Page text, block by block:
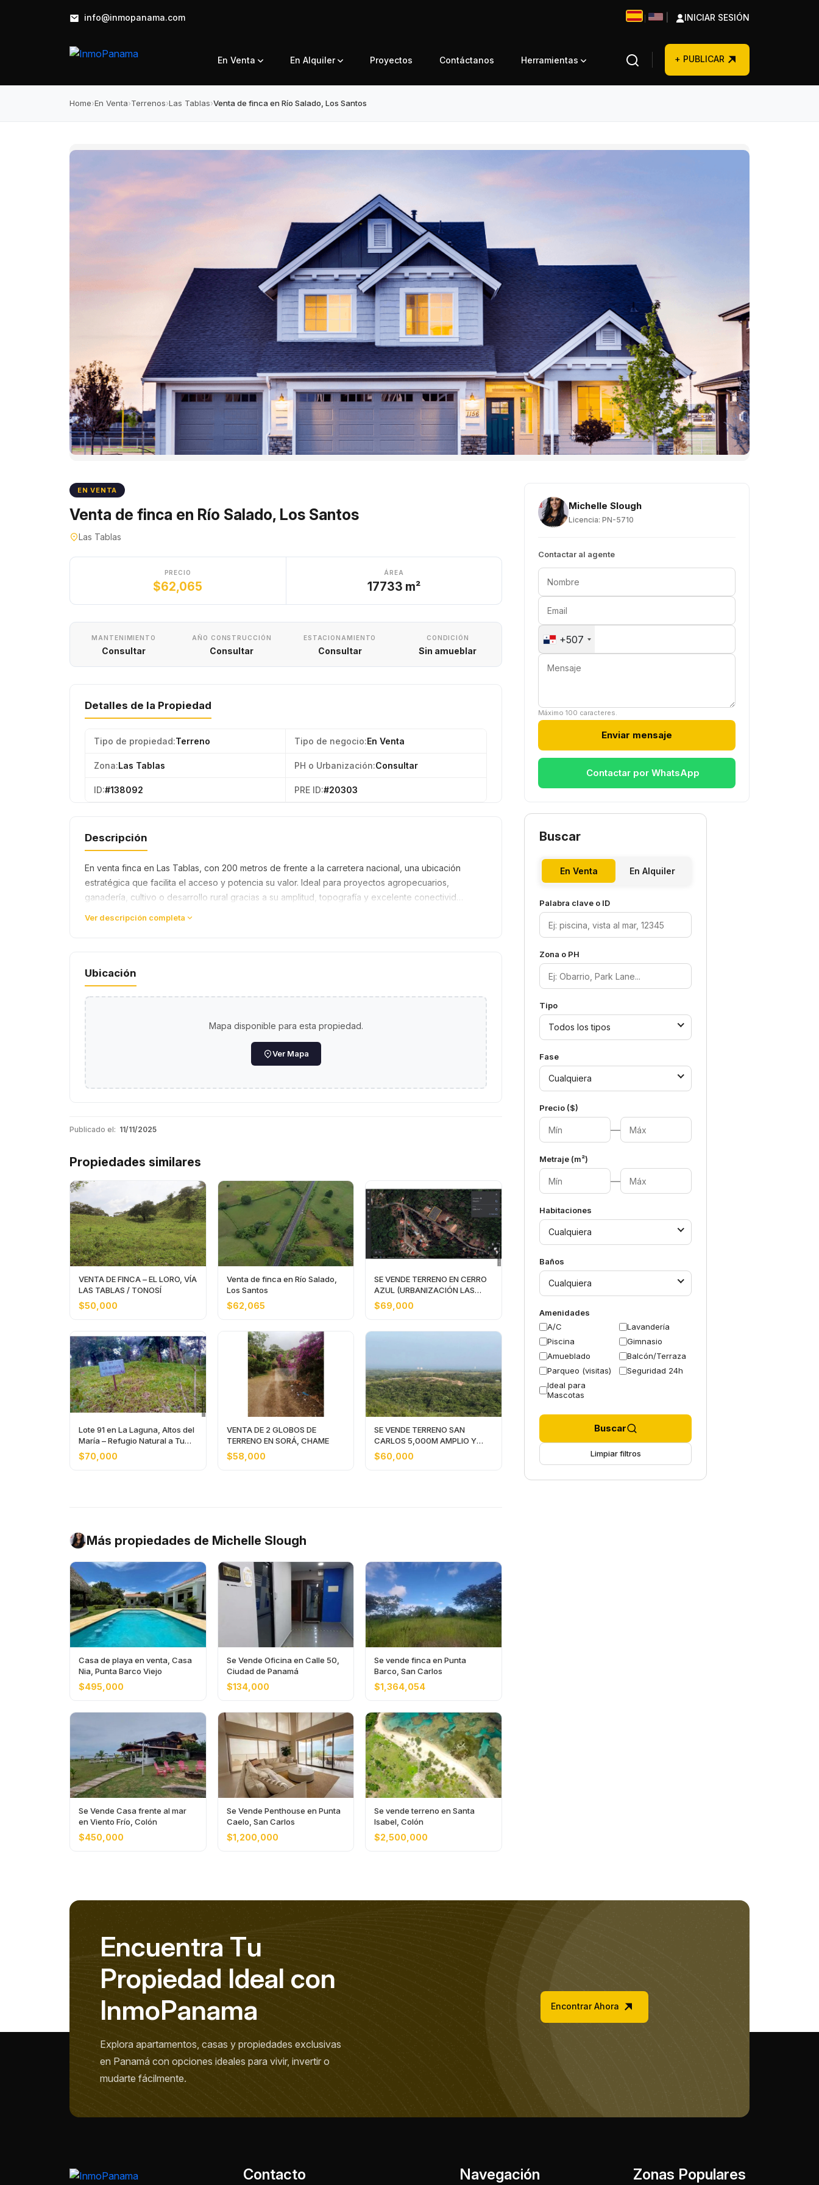
info@inmopanama.com INICIAR SESIÓN
En Venta En Alquiler Proyectos Contáctanos Herramientas + PUBLICAR
Home›En Venta›Terrenos›Las Tablas›Venta de finca en Río Salado, Los Santos
EN VENTA
Venta de finca en Río Salado, Los Santos
Las Tablas
PRECIO
$62,065
ÁREA
17733 m²
MANTENIMIENTO
Consultar
AÑO CONSTRUCCIÓN
Consultar
ESTACIONAMIENTO
Consultar
CONDICIÓN
Sin amueblar
Detalles de la Propiedad
Tipo de propiedad:Terreno Tipo de negocio:En Venta
Zona:Las Tablas PH o Urbanización:Consultar
ID:#138092 PRE ID:#20303
Descripción
En venta finca en Las Tablas, con 200 metros de frente a la carretera nacional, una ubicación
estratégica que facilita el acceso y potencia su valor. Ideal para proyectos agropecuarios,
ganadería, cultivo o desarrollo rural gracias a su amplitud, topografía y excelente conectivid…
Ver descripción completa
Ubicación
Mapa disponible para esta propiedad.
Ver Mapa
Publicado el: 11/11/2025
Propiedades similares
VENTA DE FINCA – EL LORO, VÍA
LAS TABLAS / TONOSÍ
$50,000
Venta de finca en Río Salado,
Los Santos
$62,065
SE VENDE TERRENO EN CERRO
AZUL (URBANIZACIÓN LAS
NUBES)
$69,000
Lote 91 en La Laguna, Altos del
María – Refugio Natural a Tu
Alcance
$70,000
VENTA DE 2 GLOBOS DE
TERRENO EN SORÁ, CHAME
$58,000
SE VENDE TERRENO SAN
CARLOS 5,000M AMPLIO Y
CON VISTA AL MAR
$60,000
Más propiedades de Michelle Slough
Casa de playa en venta, Casa
Nia, Punta Barco Viejo
$495,000
Se Vende Oficina en Calle 50,
Ciudad de Panamá
$134,000
Se vende finca en Punta
Barco, San Carlos
$1,364,054
Se Vende Casa frente al mar
en Viento Frío, Colón
$450,000
Se Vende Penthouse en Punta
Caelo, San Carlos
$1,200,000
Se vende terreno en Santa
Isabel, Colón
$2,500,000
Michelle Slough
Licencia: PN-5710
Contactar al agente
+507
Máximo 100 caracteres.
Enviar mensaje
Contactar por WhatsApp
Buscar
En Venta En Alquiler
Palabra clave o ID
Zona o PH
Tipo
Todos los tipos
Fase
Cualquiera
Precio ($)
—
Metraje (m²)
—
Habitaciones
Cualquiera
Baños
Cualquiera
Amenidades
A/C
Lavandería
Piscina
Gimnasio
Amueblado
Balcón/Terraza
Parqueo (visitas)
Seguridad 24h
Ideal para
Mascotas
Buscar
Limpiar filtros
Encuentra Tu
Propiedad Ideal con
InmoPanama
Explora apartamentos, casas y propiedades exclusivas
en Panamá con opciones ideales para vivir, invertir o
mudarte fácilmente.
Encontrar Ahora
Contacto Navegación Zonas Populares